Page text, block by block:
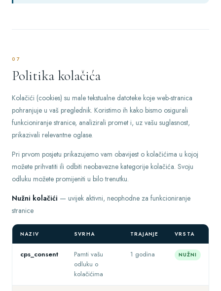
07
Politika kolačića
Kolačići (cookies) su male tekstualne datoteke koje web-stranica
pohranjuje u vaš preglednik. Koristimo ih kako bismo osigurali
funkcioniranje stranice, analizirali promet i, uz vašu suglasnost,
prikazivali relevantne oglase.
Pri prvom posjetu prikazujemo vam obavijest o kolačićima u kojoj
možete prihvatiti ili odbiti neobavezne kategorije kolačića. Svoju
odluku možete promijeniti u bilo trenutku.
Nužni kolačići — uvijek aktivni, neophodne za funkcioniranje
stranice
NAZIV SVRHA TRAJANJE VRSTA
cps_consent
Pamti vašu
odluku o
kolačićima
1 godina NUŽNI